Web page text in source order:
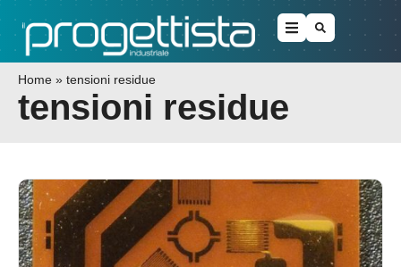
Home » tensioni residue
tensioni residue